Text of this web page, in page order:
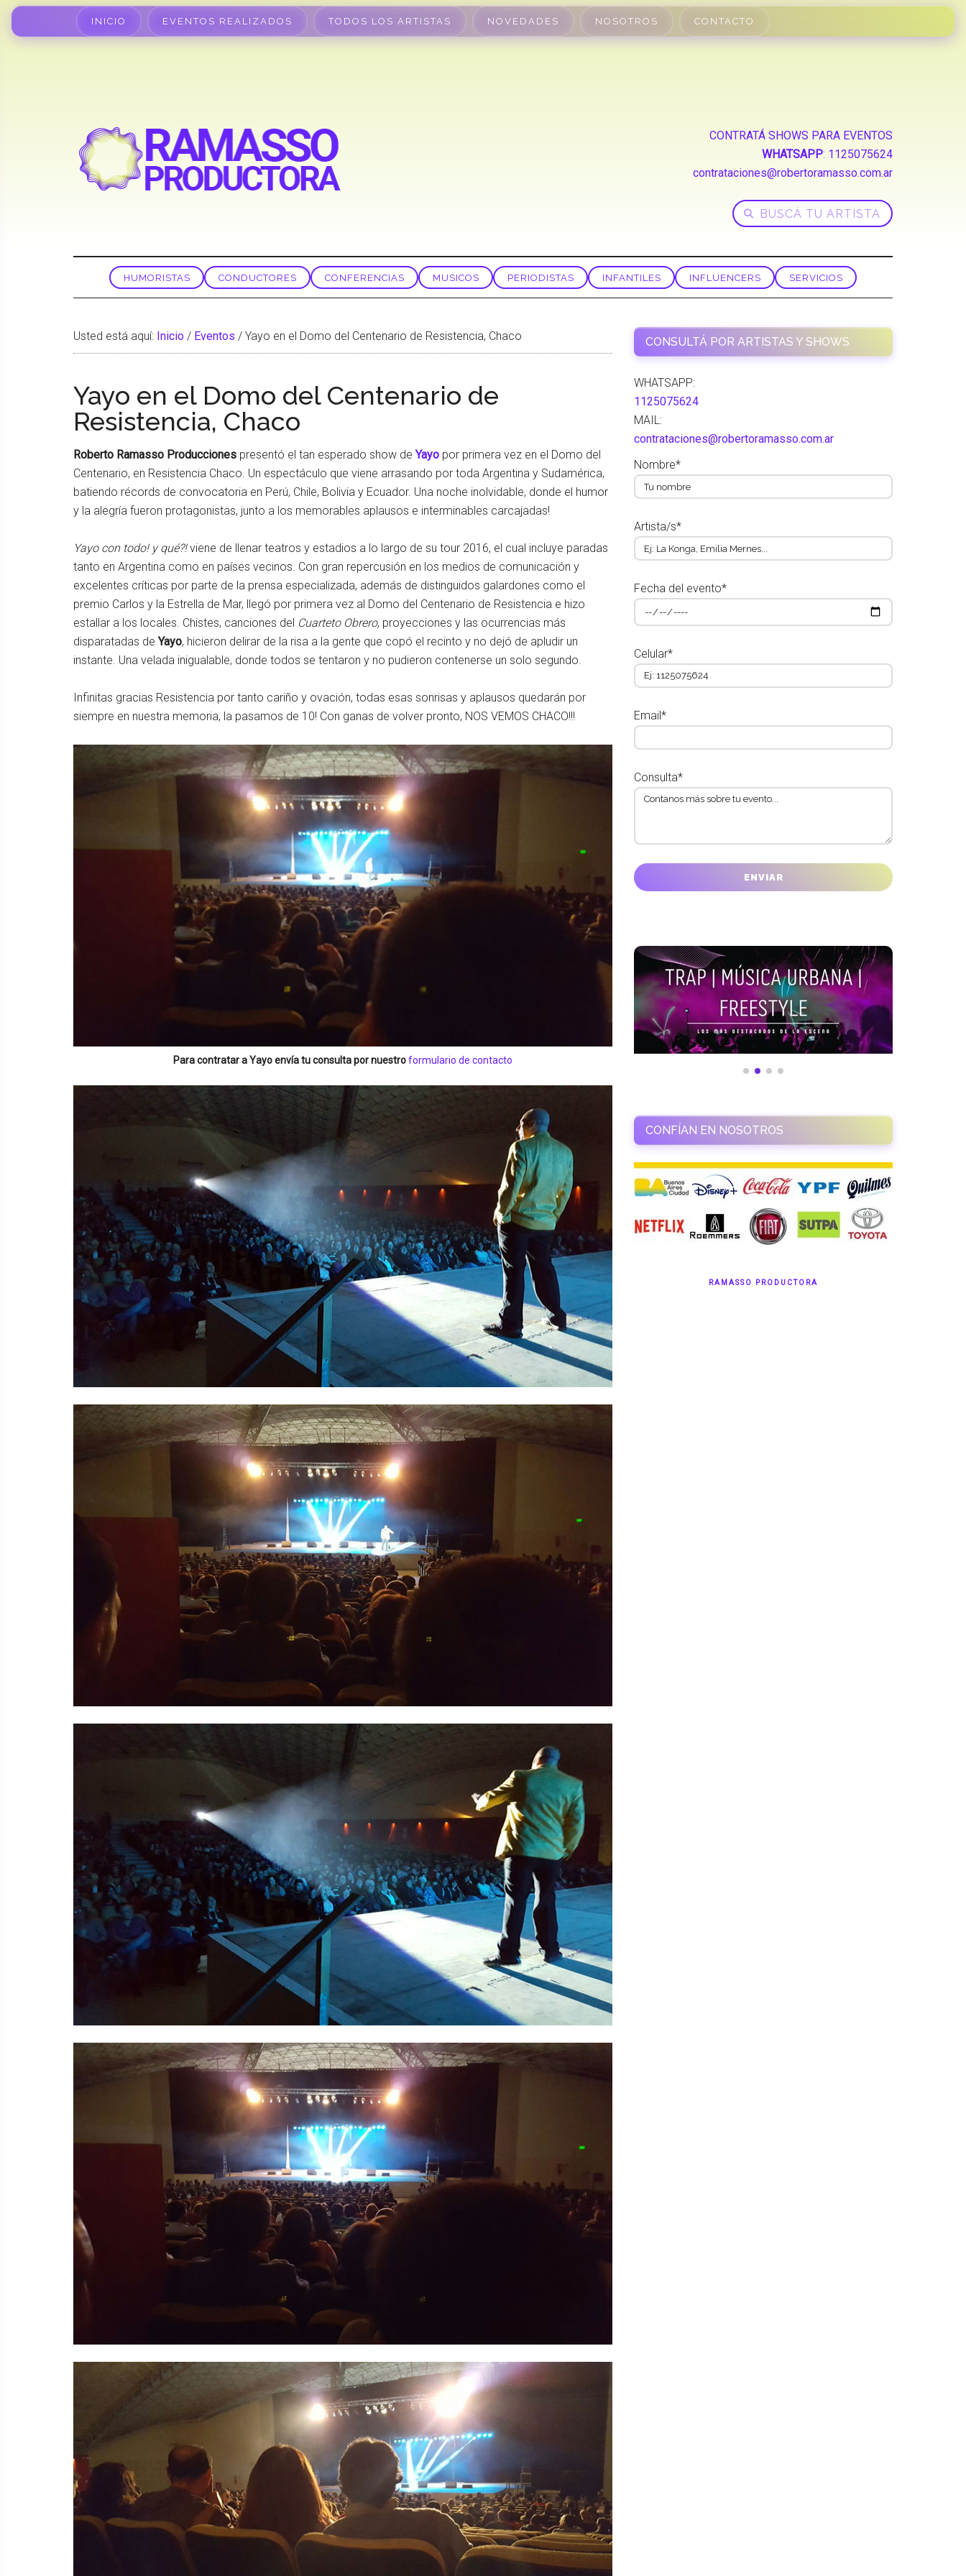
INICIO EVENTOS REALIZADOS TODOS LOS ARTISTAS NOVEDADES NOSOTROS CONTACTO
CONTRATÁ SHOWS PARA EVENTOS
WHATSAPP: 1125075624
contrataciones@robertoramasso.com.ar
HUMORISTAS CONDUCTORES CONFERENCIAS MUSICOS PERIODISTAS INFANTILES INFLUENCERS SERVICIOS
Usted está aquí: Inicio / Eventos / Yayo en el Domo del Centenario de Resistencia, Chaco
Yayo en el Domo del Centenario de
Resistencia, Chaco
Roberto Ramasso Producciones presentó el tan esperado show deYayo por primera vez en el Domo del
Centenario, en Resistencia Chaco. Un espectáculo que viene arrasando por toda Argentina y Sudamérica,
batiendo récords de convocatoria en Perú, Chile, Bolivia y Ecuador. Una noche inolvidable, donde el humor
y la alegría fueron protagonistas, junto a los memorables aplausos e interminables carcajadas!
Yayo con todo! y qué?!viene de llenar teatros y estadios a lo largo de su tour 2016, el cual incluye paradas
tanto en Argentina como en países vecinos. Con gran repercusión en los medios de comunicación y
excelentes críticas por parte de la prensa especializada, además de distinguidos galardones como el
premio Carlos y la Estrella de Mar, llegó por primera vez al Domo del Centenario de Resistencia e hizo
estallar a los locales. Chistes, canciones del Cuarteto Obrero, proyecciones y las ocurrencias más
disparatadas deYayo, hicieron delirar de la risa a la gente que copó el recinto y no dejó de apludir un
instante. Una velada inigualable, donde todos se tentaron y no pudieron contenerse un solo segundo.
Infinitas gracias Resistencia por tanto cariño y ovación, todas esas sonrisas y aplausos quedarán por
siempre en nuestra memoria, la pasamos de 10! Con ganas de volver pronto, NOS VEMOS CHACO!!!
Para contratar aYayoenvía tu consulta por nuestroformulario de contacto
CONSULTÁ POR ARTISTAS Y SHOWS
WHATSAPP:
1125075624
MAIL:
contrataciones@robertoramasso.com.ar
Nombre*
Artista/s*
Fecha del evento*
Celular*
Email*
Consulta*
CONFÍAN EN NOSOTROS
RAMASSO PRODUCTORA